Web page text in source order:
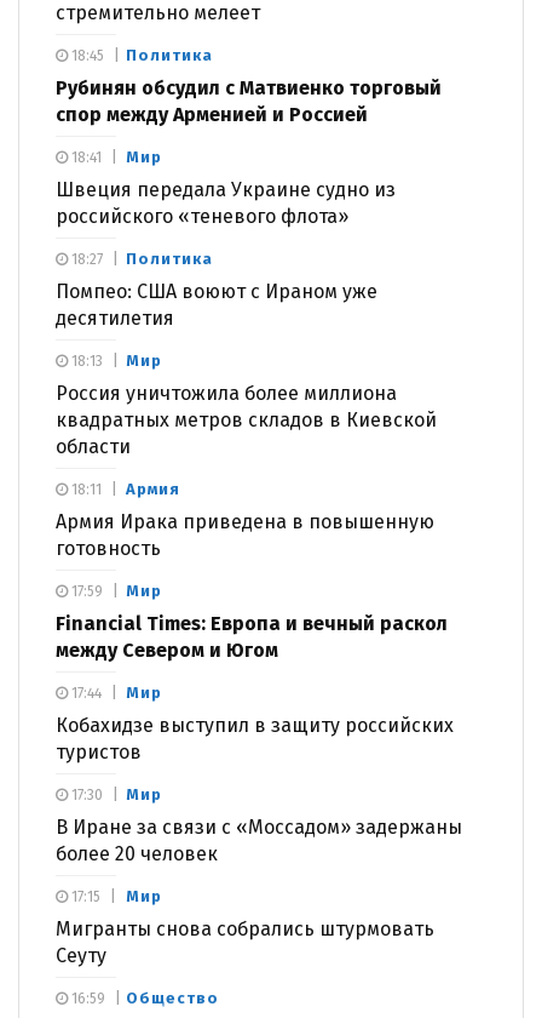
стремительно мелеет
Политика
Рубинян обсудил с Матвиенко торговый
спор между Арменией и Россией
18:45
Мир
Швеция передала Украине судно из
российского «теневого флота»
18:41
Политика
Помпео: США воюют с Ираном уже
десятилетия
18:27
Мир
Россия уничтожила более миллиона
квадратных метров складов в Киевской
области
18:13
Армия
Армия Ирака приведена в повышенную
готовность
18:11
Мир
Financial Times: Европа и вечный раскол
между Севером и Югом
17:59
Мир
Кобахидзе выступил в защиту российских
туристов
17:44
Мир
В Иране за связи с «Моссадом» задержаны
более 20 человек
17:30
Мир
Мигранты снова собрались штурмовать
Сеуту
17:15
Общество
16:59